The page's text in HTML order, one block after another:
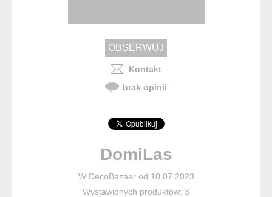
Kontakt
brak opinii
DomiLas
W DecoBazaar od 10.07.2023
Wystawionych produktów: 3